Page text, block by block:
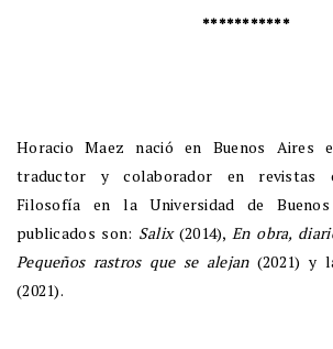
***********
Horacio Maez nació en Buenos Aires
traductor y colaborador en revistas
Filosofía en la Universidad de
publicados son: Salix(2014),En obra,
Pequeños rastros que se alejan(2021) y
(2021).